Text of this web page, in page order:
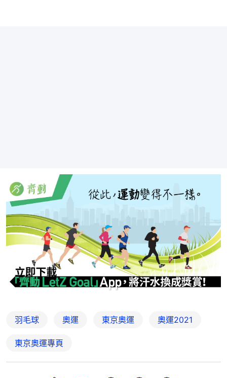
羽毛球 奧運 東京奧運 奧運2021
東京奧運專頁